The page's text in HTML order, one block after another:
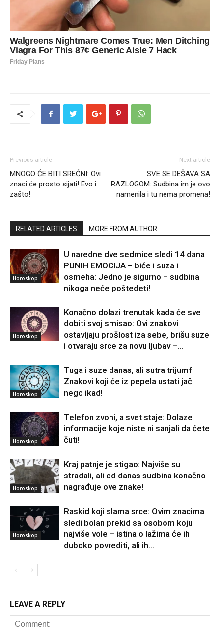
Previous article
MNOGO ĆE BITI SREĆNI: Ovi
znaci će prosto sijati! Evo i
zašto!
Next article
SVE SE DEŠAVA SA
RAZLOGOM: Sudbina im je ovo
namenila i tu nema promena!
RELATED ARTICLES MORE FROM AUTHOR
Horoskop
U naredne dve sedmice sledi 14 dana
PUNIH EMOCIJA – biće i suza i
osmeha: Jedno je sigurno – sudbina
nikoga neće poštedeti!
Horoskop
Konačno dolazi trenutak kada će sve
dobiti svoj smisao: Ovi znakovi
ostavljaju prošlost iza sebe, brišu suze
i otvaraju srce za novu ljubav –...
Horoskop
Tuga i suze danas, ali sutra trijumf:
Znakovi koji će iz pepela ustati jači
nego ikad!
Horoskop
Telefon zvoni, a svet staje: Dolaze
informacije koje niste ni sanjali da ćete
čuti!
Horoskop
Kraj patnje je stigao: Najviše su
stradali, ali od danas sudbina konačno
nagrađuje ove znake!
Horoskop
Raskid koji slama srce: Ovim znacima
sledi bolan prekid sa osobom koju
najviše vole – istina o lažima će ih
duboko povrediti, ali ih...
LEAVE A REPLY